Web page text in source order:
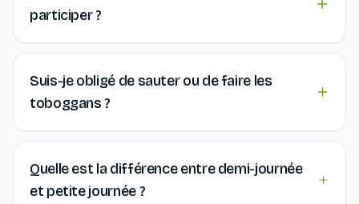
participer ?
Suis-je obligé de sauter ou de faire les
toboggans ?
Quelle est la différence entre demi-journée
et petite journée ?